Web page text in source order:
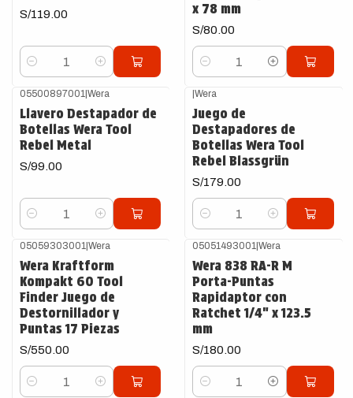
S/119.00
Cantidad
x 78 mm
S/80.00
Cantidad
05500897001 |Wera
Llavero Destapador de
Botellas Wera Tool
Rebel Metal
S/99.00
Cantidad
|Wera
Juego de
Destapadores de
Botellas Wera Tool
Rebel Blassgrün
S/179.00
Cantidad
05059303001 |Wera
Wera Kraftform
Kompakt 60 Tool
Finder Juego de
Destornillador y
Puntas 17 Piezas
S/550.00
Cantidad
05051493001 |Wera
Wera 838 RA-R M
Porta-Puntas
Rapidaptor con
Ratchet 1/4" x 123.5
mm
S/180.00
Cantidad